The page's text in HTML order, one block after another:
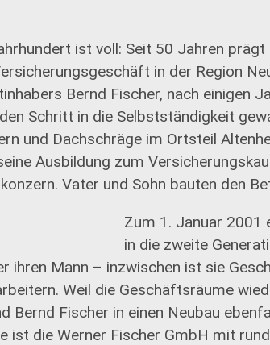
ist voll: Seit 50 Jahren
in der Region
Bernd Fischer, nach einigen
Schritt in die Selbstständigkeit
und Dachschräge im Ortsteil
Ausbildung zum
Vater und Sohn bauten den
Zum 1. Januar 2001
in die zweite
ihren Mann – inzwischen ist sie
Weil die Geschäftsräume
Bernd Fischer in einen Neubau
ist die Werner Fischer GmbH mit